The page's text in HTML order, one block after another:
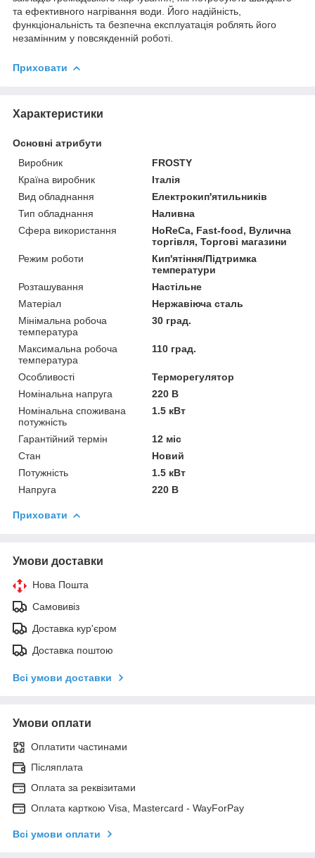
та ефективного нагрівання води. Його надійність,
функціональність та безпечна експлуатація роблять його
незамінним у повсякденній роботі.
Приховати
Характеристики
Основні атрибути
Виробник
FROSTY
Країна виробник
Італія
Вид обладнання
Електрокип'ятильників
Тип обладнання
Наливна
Сфера використання
HoReCa, Fast-food, Вулична
торгівля, Торгові магазини
Режим роботи
Кип'ятіння/Підтримка
температури
Розташування
Настільне
Матеріал
Нержавіюча сталь
Мінімальна робоча
температура
30 град.
Максимальна робоча
температура
110 град.
Особливості
Терморегулятор
Номінальна напруга
220 В
Номінальна споживана
потужність
1.5 кВт
Гарантійний термін
12 міс
Стан
Новий
Потужність
1.5 кВт
Напруга
220 В
Приховати
Умови доставки
Нова Пошта
Самовивіз
Доставка кур'єром
Доставка поштою
Всі умови доставки
Умови оплати
Оплатити частинами
Післяплата
Оплата за реквізитами
Оплата карткою Visa, Mastercard - WayForPay
Всі умови оплати